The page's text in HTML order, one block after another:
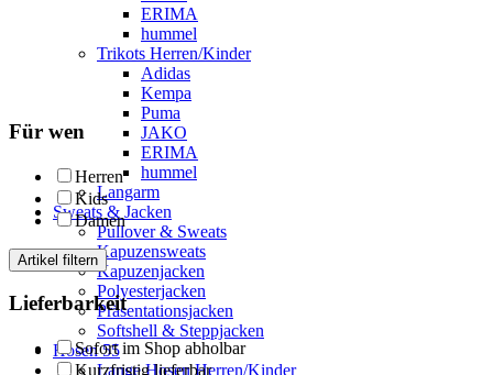
ERIMA
hummel
Trikots Herren/Kinder
Adidas
Kempa
Puma
JAKO
ERIMA
hummel
Langarm
Sweats & Jacken
Pullover & Sweats
Kapuzensweats
Kapuzenjacken
Polyesterjacken
Präsentationsjacken
Softshell & Steppjacken
Hosen 55
Lange Hosen Herren/Kinder
Für wen
Herren
Kids
Damen
Artikel filtern
Lieferbarkeit
Sofort im Shop abholbar
Kurzfristig lieferbar